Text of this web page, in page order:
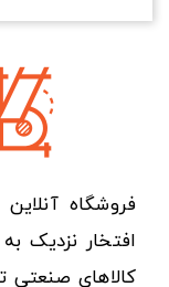
فروشگاه